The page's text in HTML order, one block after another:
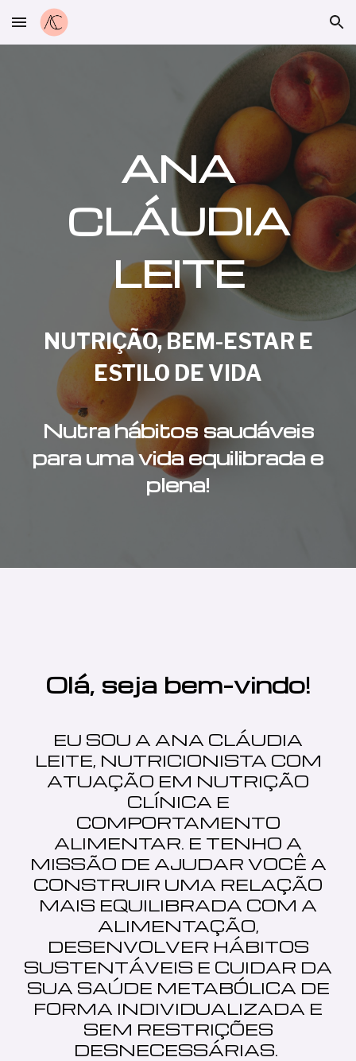
Skip to main content Skip to navigation
ANA
CLÁUDIA
LEITE
NUTRIÇÃO,BEM-ESTAR E
ESTILO DE VIDA
Nutra hábitos saudáveis
para uma vida equilibrada e
plena!
Olá, seja bem-vindo!
EU SOU A ANA CLÁUDIA
LEITE, NUTRICIONISTA COM
ATUAÇÃO EM NUTRIÇÃO
CLÍNICA E
COMPORTAMENTO
ALIMENTAR. E TENHO A
MISSÃO DE AJUDAR VOCÊ A
CONSTRUIR UMA RELAÇÃO
MAIS EQUILIBRADA COM A
ALIMENTAÇÃO,
DESENVOLVER HÁBITOS
SUSTENTÁVEIS E CUIDAR DA
SUA SAÚDE METABÓLICA DE
FORMA INDIVIDUALIZADA E
SEM RESTRIÇÕES
DESNECESSÁRIAS.